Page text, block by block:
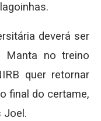
deverá ser
Manta no treino
quer retornar
final do certame,
Joel.